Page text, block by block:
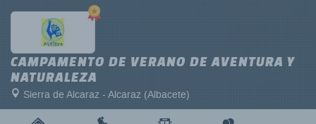
CAMPAMENTO DE VERANO DE AVENTURA Y
NATURALEZA
Sierra de Alcaraz - Alcaraz (Albacete)